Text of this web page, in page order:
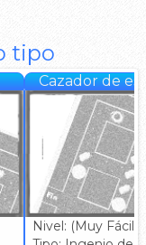
tipo
Cazador de
Nivel: (Muy Fácil)